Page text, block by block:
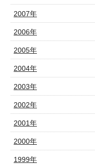
2007年
2006年
2005年
2004年
2003年
2002年
2001年
2000年
1999年